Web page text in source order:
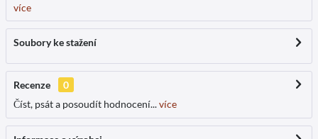
více
Soubory ke stažení
Recenze
0
Číst, psát a posoudít hodnocení...více